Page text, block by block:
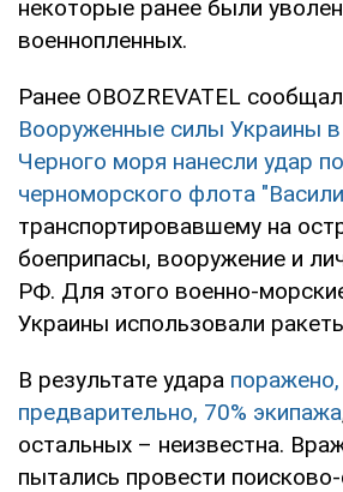
некоторые ранее были
военнопленных.
Ранее OBOZREVATEL
Вооруженные силы Украины в
Черного моря нанесли удар
черноморского флота
транспортировавшему на
боеприпасы, вооружение и
РФ. Для этого военно-
Украины использовали
В результате удара поражено,
предварительно, 70% экипажа
остальных – неизвестна.
пытались провести